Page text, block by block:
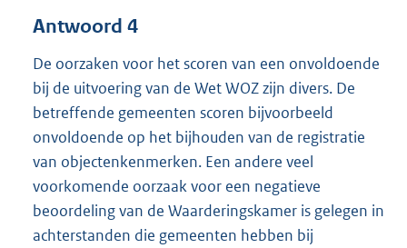
Antwoord 4
De oorzaken voor het scoren van een onvoldoende
bij de uitvoering van de Wet WOZ zijn divers. De
betreffende gemeenten scoren bijvoorbeeld
onvoldoende op het bijhouden van de registratie
van objectenkenmerken. Een andere veel
voorkomende oorzaak voor een negatieve
beoordeling van de Waarderingskamer is gelegen in
achterstanden die gemeenten hebben bij